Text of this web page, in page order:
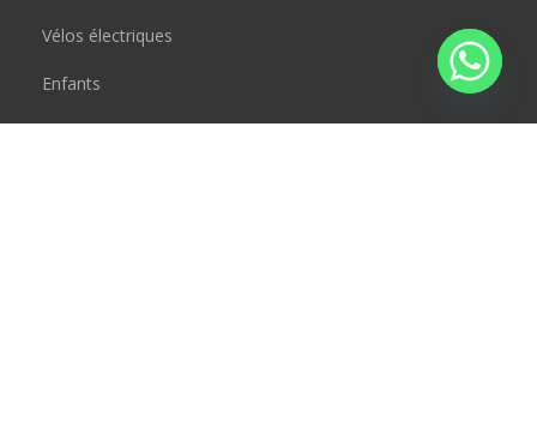
Vélos électriques
Enfants
Monoroue